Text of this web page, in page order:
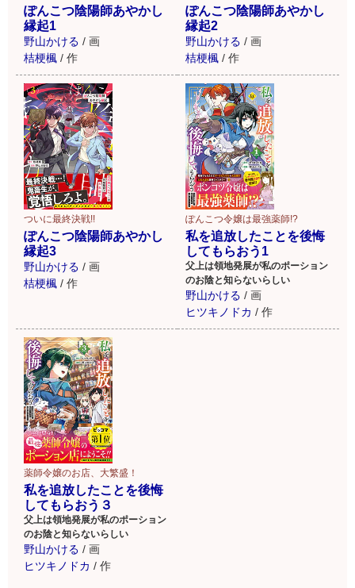
ぽんこつ陰陽師あやかし
縁起1
野山かける / 画
桔梗楓 / 作
ぽんこつ陰陽師あやかし
縁起2
野山かける / 画
桔梗楓 / 作
ついに最終決戦!!
ぽんこつ陰陽師あやかし
縁起3
野山かける / 画
桔梗楓 / 作
ぽんこつ令嬢は最強薬師!?
私を追放したことを後悔
してもらおう1
父上は領地発展が私のポーション
のお陰と知らないらしい
野山かける / 画
ヒツキノドカ / 作
薬師令嬢のお店、大繁盛！
私を追放したことを後悔
してもらおう３
父上は領地発展が私のポーション
のお陰と知らないらしい
野山かける / 画
ヒツキノドカ / 作